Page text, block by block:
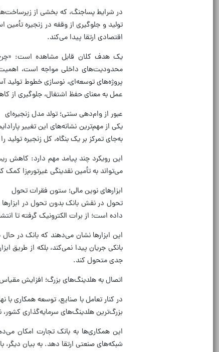
در شرایط پساجنگ، که بخشی از
تولید و جلوگیری از وقفه در زنجیره
اقتصادی ارتقا پیدا می‌کند.
یک هدف کلان قابل مشاهده است: «چرخ
محدودیت‌های داخلی مواجه است، اهمیت
پروژه‌های توسعه‌ای، نوسازی خطوط تولید
عمل به معنای حفظ اشتغال، جلوگیری از
عبور از وام‌دهی سنتی؛ تولد مدل زنجیره‌ای
یکی از مهم‌ترین نشانه‌های این تغییر
به‌جای تمرکز بر یک بنگاه، کل زنجیره تولید
این رویکرد چند پیامد مهم دارد: کاهش
می‌تواند به تأمین نقدینگی غیرتورم‌زا
ابزار‌های نوین مالی؛ ستون فقرات تحول
تحول در نقش بانک بدون تحول در ابزار‌ها
داده است؛ از برات الکترونیک گرفته تا
این ابزار‌ها نشان می‌دهند که بانک در
بانکی جریان پیدا نمی‌کند، بلکه از طریق
جدی متحول کند.
اتصال به هلدینگ‌های بزرگ؛ افزایش مقیاس
در کنار تعامل با صنایع، توسعه همکاری
بزرگ‌ترین هلدینگ‌های سرمایه‌گذاری کشور،
این همکاری‌ها به بانک تجارت امکان
شبکه‌های صنعتی ارتقا دهد. به بیان